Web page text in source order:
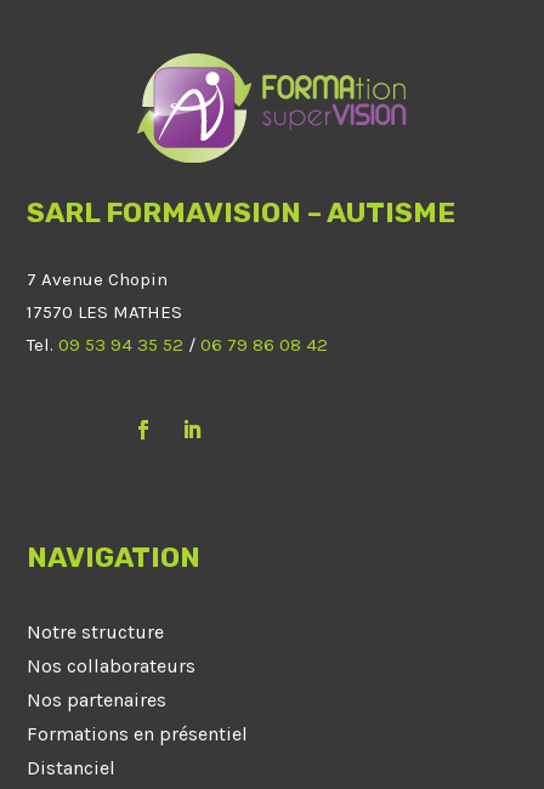
SARL FORMAVISION – AUTISME
7 Avenue Chopin
17570 LES MATHES
Tel.09 53 94 35 52 /06 79 86 08 42
NAVIGATION
Notre structure
Nos collaborateurs
Nos partenaires
Formations en présentiel
Distanciel